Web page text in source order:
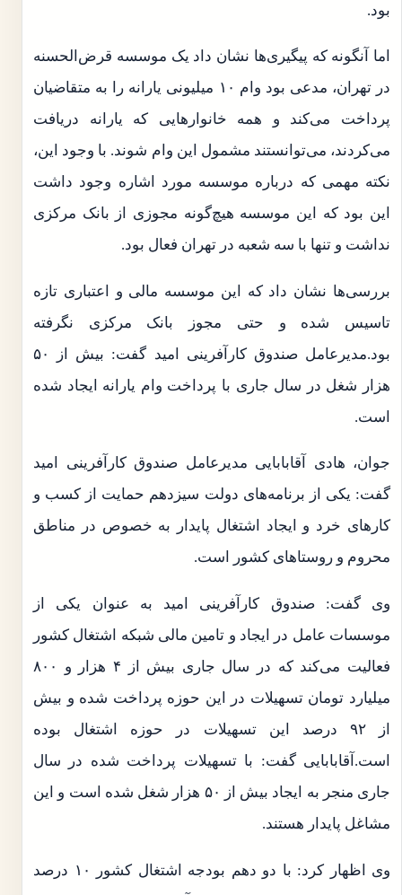
بود.
اما آنگونه که پیگیری‌ها نشان داد یک موسسه قرض‌الحسنه
در تهران، مدعی بود وام ۱۰ میلیونی یارانه را به متقاضیان
پرداخت می‌کند و همه خانوار‌هایی که یارانه دریافت
می‌کردند، می‌توانستند مشمول این وام شوند. با وجود این،
نکته مهمی که درباره موسسه مورد اشاره وجود داشت
این بود که این موسسه هیچ‌گونه مجوزی از بانک مرکزی
نداشت و تنها با سه شعبه در تهران فعال بود.
بررسی‌ها نشان داد که این موسسه مالی و اعتباری تازه
تاسیس شده و حتی مجوز بانک مرکزی نگرفته
بود.مدیرعامل صندوق کارآفرینی امید گفت: بیش از ۵۰
هزار شغل در سال جاری با پرداخت وام یارانه ایجاد شده
است.
جوان، هادی آقابابایی مدیرعامل صندوق کارآفرینی امید
گفت: یکی از برنامه‌های دولت سیزدهم حمایت از کسب و
کار‌های خرد و ایجاد اشتغال پایدار به خصوص در مناطق
محروم و روستا‌های کشور است.
وی گفت: صندوق کارآفرینی امید به عنوان یکی از
موسسات عامل در ایجاد و تامین مالی شبکه اشتغال کشور
فعالیت می‌کند که در سال جاری بیش از ۴ هزار و ۸۰۰
میلیارد تومان تسهیلات در این حوزه پرداخت شده و بیش
از ۹۲ درصد این تسهیلات در حوزه اشتغال بوده
است.آقابابایی گفت: با تسهیلات پرداخت شده در سال
جاری منجر به ایجاد بیش از ۵۰ هزار شغل شده است و این
مشاغل پایدار هستند.
وی اظهار کرد: با دو دهم بودجه اشتغال کشور ۱۰ درصد